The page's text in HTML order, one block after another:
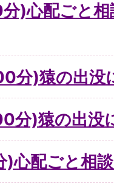
)心配ごと
分)猿の出没
分)猿の出没
)心配ごと相